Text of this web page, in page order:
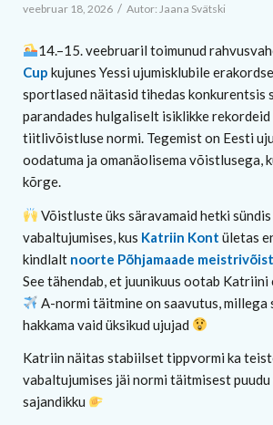
veebruar 18, 2026 / Autor: Jaana Svätski
14.–15. veebruaril toimunud
Cup kujunes Yessi ujumisklubile
sportlased näitasid tihedas konkurentsis
parandades hulgaliselt isiklikke
tiitlivõistluse normi. Tegemist on Eesti
oodatuma ja omanäolisema võistlusega,
kõrge.
Võistluste üks säravamaid hetki sündis
vabaltujumises, kus Katriin Kont ületas
kindlalt noorte Põhjamaade
See tähendab, et juunikuus ootab Katriini
A-normi täitmine on saavutus,
hakkama vaid üksikud ujujad
Katriin näitas stabiilset tippvormi ka
vabaltujumises jäi normi täitmisest puudu
sajandikku